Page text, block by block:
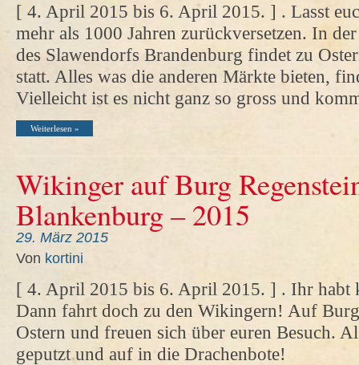
[ 4. April 2015 bis 6. April 2015. ] . Lasst
mehr als 1000 Jahren zurückversetzen. In
des Slawendorfs Brandenburg findet zu
statt. Alles was die anderen Märkte bieten,
Vielleicht ist es nicht ganz so gross und
Weiterlesen »
Wikinger auf Burg
Blankenburg – 2015
29. März 2015
Von kortini
[ 4. April 2015 bis 6. April 2015. ] . Ihr habt
Dann fahrt doch zu den Wikingern! Auf
Ostern und freuen sich über euren Besuch.
geputzt und auf in die Drachenbote!